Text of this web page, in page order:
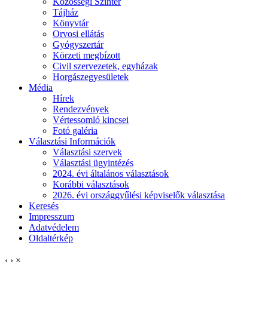
Tájház
Könyvtár
Orvosi ellátás
Gyógyszertár
Körzeti megbízott
Civil szervezetek, egyházak
Horgászegyesületek
Média
Hírek
Rendezvények
Vértessomló kincsei
Fotó galéria
Választási Információk
Választási szervek
Választási ügyintézés
2024. évi általános választások
Korábbi választások
2026. évi országgyűlési képviselők választása
Keresés
Impresszum
Adatvédelem
Oldaltérkép
‹ › ×